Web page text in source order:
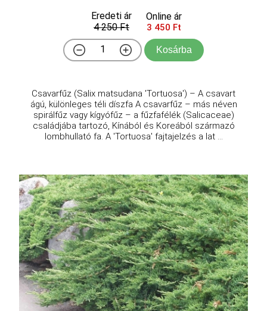
Eredeti ár
4 250 Ft
Online ár
3 450 Ft
Kosárba
Csavarfűz (Salix matsudana 'Tortuosa') – A csavart
ágú, különleges téli díszfa A csavarfűz – más néven
spirálfűz vagy kígyófűz – a fűzfafélék (Salicaceae)
családjába tartozó, Kínából és Koreából származó
lombhullató fa. A 'Tortuosa' fajtajelzés a lat ...